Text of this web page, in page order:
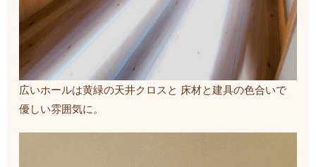
広いホールは黄緑の天井クロスと 床材と建具の色合いで
優しい雰囲気に。